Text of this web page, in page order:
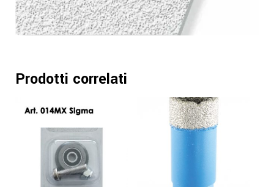
Prodotti correlati